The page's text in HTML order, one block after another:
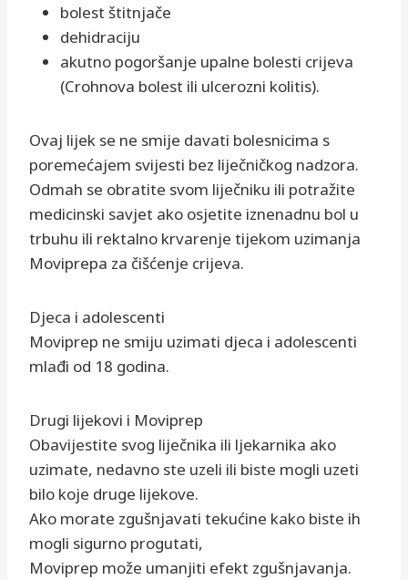
bolest štitnjače
dehidraciju
akutno pogoršanje upalne bolesti crijeva
(Crohnova bolest ili ulcerozni kolitis).
Ovaj lijek se ne smije davati bolesnicima s
poremećajem svijesti bez liječničkog nadzora.
Odmah se obratite svom liječniku ili potražite
medicinski savjet ako osjetite iznenadnu bol u
trbuhu ili rektalno krvarenje tijekom uzimanja
Moviprepa za čišćenje crijeva.
Djeca i adolescenti
Moviprep ne smiju uzimati djeca i adolescenti
mlađi od 18 godina.
Drugi lijekovi i Moviprep
Obavijestite svog liječnika ili ljekarnika ako
uzimate, nedavno ste uzeli ili biste mogli uzeti
bilo koje druge lijekove.
Ako morate zgušnjavati tekućine kako biste ih
mogli sigurno progutati,
Moviprep može umanjiti efekt zgušnjavanja.